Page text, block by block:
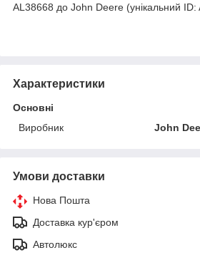
AL38668 до John Deere (унікальний ID:
Характеристики
Основні
Виробник
John
Умови доставки
Нова Пошта
Доставка кур'єром
Автолюкс